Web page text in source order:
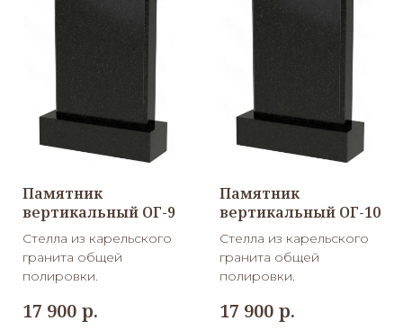
Памятник
вертикальный ОГ-9
Стелла из карельского
гранита общей
полировки.
17 900 р.
Памятник
вертикальный ОГ-10
Стелла из карельского
гранита общей
полировки.
17 900 р.